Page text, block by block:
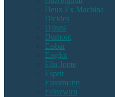
Deux Ex Machina
Dickies
Djinns
Dumont
Eisbär
Eisglut
Ella Jonte
Esprit
Faustmann
Feinzwirn